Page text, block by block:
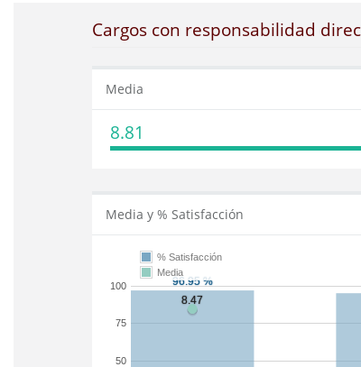
Cargos con responsabilidad
Media
8.81
Media y % Satisfacción
50
75
100
% Satisfacción
Media